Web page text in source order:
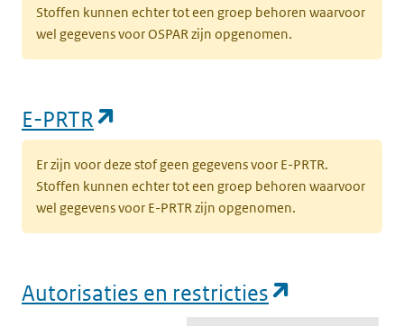
Stoffen kunnen echter tot een groep behoren waarvoor
wel gegevens voor OSPAR zijn opgenomen.
E-PRTR
Er zijn voor deze stof geen gegevens voor E-PRTR.
Stoffen kunnen echter tot een groep behoren waarvoor
wel gegevens voor E-PRTR zijn opgenomen.
Autorisaties en restricties